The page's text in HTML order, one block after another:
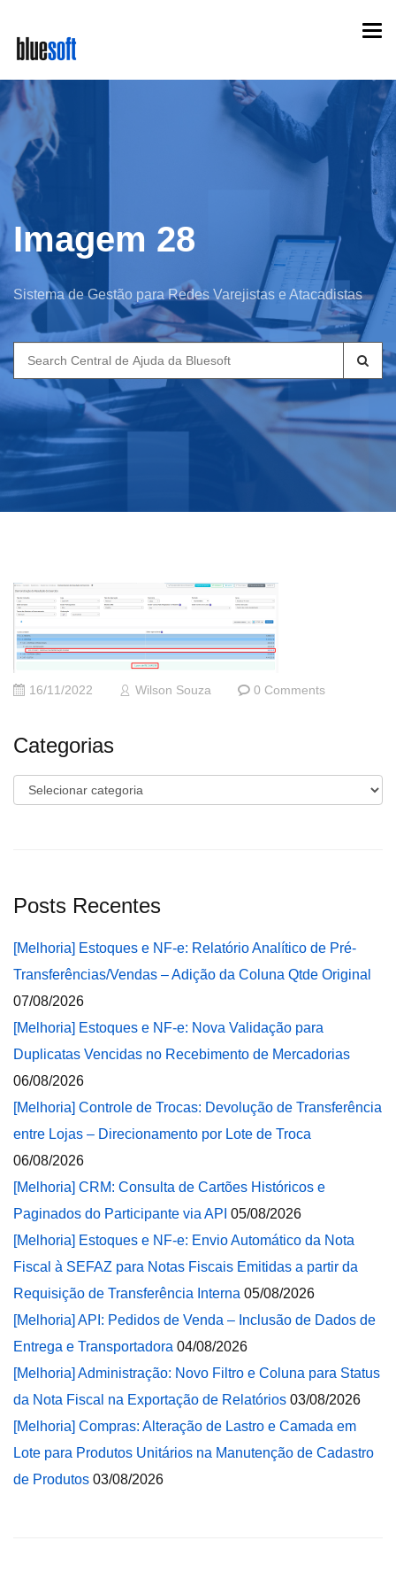
main
content
Imagem 28
Sistema de Gestão para Redes Varejistas e Atacadistas
Search
for:
16/11/2022 Wilson Souza 0 Comments
Categorias
Categorias
Posts Recentes
[Melhoria] Estoques e NF-e: Relatório Analítico de Pré-
Transferências/Vendas – Adição da Coluna Qtde Original
07/08/2026
[Melhoria] Estoques e NF-e: Nova Validação para
Duplicatas Vencidas no Recebimento de Mercadorias
06/08/2026
[Melhoria] Controle de Trocas: Devolução de Transferência
entre Lojas – Direcionamento por Lote de Troca
06/08/2026
[Melhoria] CRM: Consulta de Cartões Históricos e
Paginados do Participante via API 05/08/2026
[Melhoria] Estoques e NF-e: Envio Automático da Nota
Fiscal à SEFAZ para Notas Fiscais Emitidas a partir da
Requisição de Transferência Interna 05/08/2026
[Melhoria] API: Pedidos de Venda – Inclusão de Dados de
Entrega e Transportadora 04/08/2026
[Melhoria] Administração: Novo Filtro e Coluna para Status
da Nota Fiscal na Exportação de Relatórios 03/08/2026
[Melhoria] Compras: Alteração de Lastro e Camada em
Lote para Produtos Unitários na Manutenção de Cadastro
de Produtos 03/08/2026